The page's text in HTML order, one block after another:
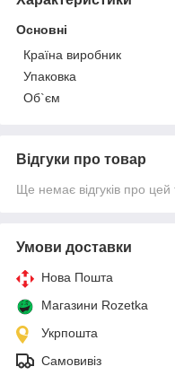
Основні
Країна виробник
Упаковка
Об`єм
Відгуки про товар
Ще немає відгуків про цей
Умови доставки
Нова Пошта
Магазини Rozetka
Укрпошта
Самовивіз